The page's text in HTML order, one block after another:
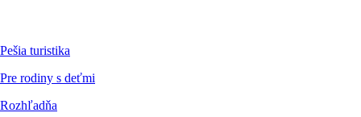
Pešia turistika
Pre rodiny s deťmi
Rozhľadňa